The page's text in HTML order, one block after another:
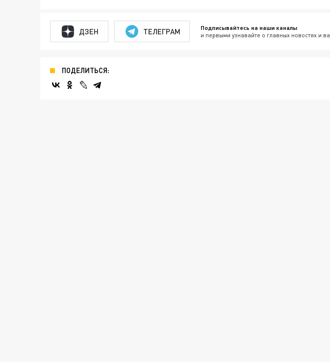
ДЗЕН ТЕЛЕГРАМ Подписывайтесь на наши каналы
и первыми узнавайте о главных новостях и
ПОДЕЛИТЬСЯ: